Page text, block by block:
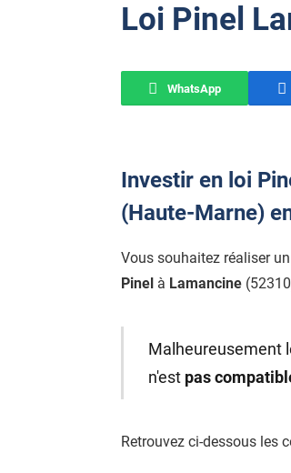
Loi Pinel
WhatsApp
Investir en loi
(Haute-Marne)
Vous souhaitez réaliser
Pinel à Lamancine
Malheureusement
n'est pas
Retrouvez ci-dessous les